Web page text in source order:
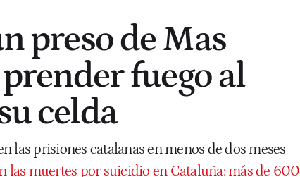
preso de Mas
fuego al
celda
las prisiones catalanas en menos de dos meses
las muertes por suicidio en Cataluña: más de 600